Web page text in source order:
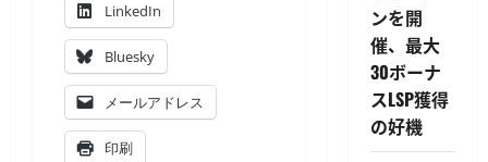
LinkedIn
Bluesky
メールアドレス
印刷
ンを開
催、最大
30ボーナ
スLSP獲得
の好機